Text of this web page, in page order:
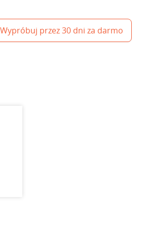
Wypróbuj przez 30 dni za darmo